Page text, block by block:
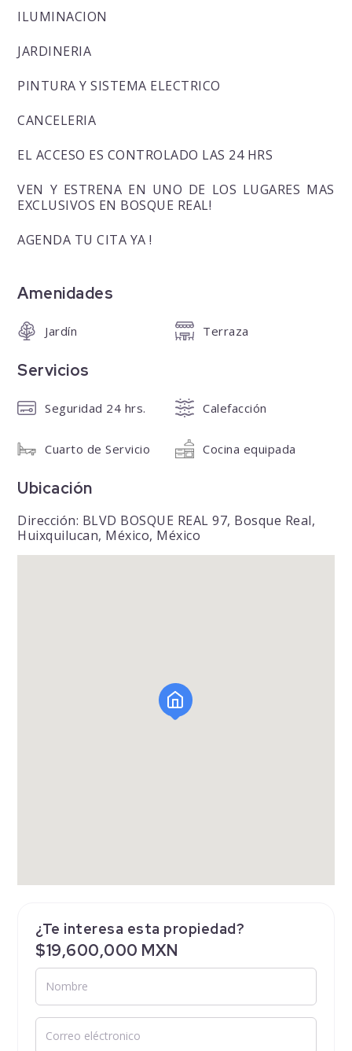
ILUMINACION
JARDINERIA
PINTURA Y SISTEMA ELECTRICO
CANCELERIA
EL ACCESO ES CONTROLADO LAS 24 HRS
VEN Y ESTRENA EN UNO DE LOS LUGARES MAS
EXCLUSIVOS EN BOSQUE REAL!
AGENDA TU CITA YA !
¿Te interesa esta propiedad?
$19,600,000 MXN
Amenidades
Jardín Terraza
Servicios
Seguridad 24 hrs. Calefacción
Cuarto de Servicio Cocina equipada
Ubicación
Dirección: BLVD BOSQUE REAL 97, Bosque Real,
Huixquilucan, México, México